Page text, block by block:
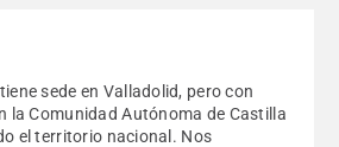
sede en Valladolid, pero con
la Comunidad Autónoma de Castilla
el territorio nacional. Nos